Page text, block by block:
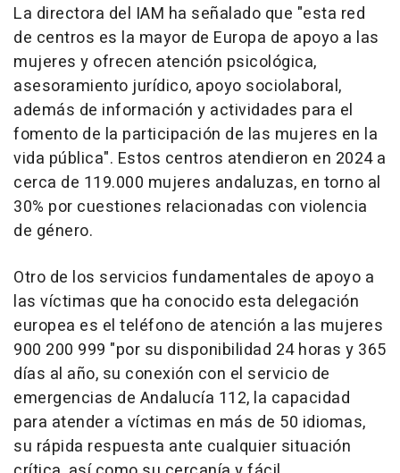
La directora del IAM ha señalado que "esta red
de centros es la mayor de Europa de apoyo a las
mujeres y ofrecen atención psicológica,
asesoramiento jurídico, apoyo sociolaboral,
además de información y actividades para el
fomento de la participación de las mujeres en la
vida pública". Estos centros atendieron en 2024 a
cerca de 119.000 mujeres andaluzas, en torno al
30% por cuestiones relacionadas con violencia
de género.
Otro de los servicios fundamentales de apoyo a
las víctimas que ha conocido esta delegación
europea es el teléfono de atención a las mujeres
900 200 999 "por su disponibilidad 24 horas y 365
días al año, su conexión con el servicio de
emergencias de Andalucía 112, la capacidad
para atender a víctimas en más de 50 idiomas,
su rápida respuesta ante cualquier situación